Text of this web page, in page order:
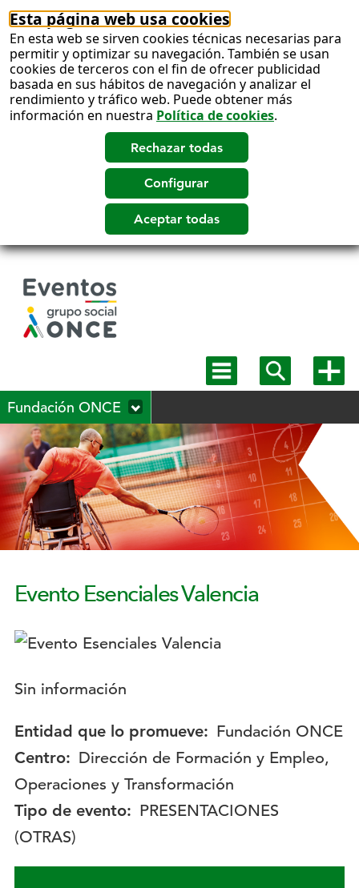
Esta página web usa cookies
En esta web se sirven cookies técnicas necesarias para
permitir y optimizar su navegación. También se usan
cookies de terceros con el fin de ofrecer publicidad
basada en sus hábitos de navegación y analizar el
rendimiento y tráfico web. Puede obtener más
información en nuestra Política de cookies.
Mostrar
menú
Mostrar
buscadormás
Fundación ONCE
Evento Esenciales Valencia
Logotipo:
Descripción:
Sin información
Entidad que lo promueve: Fundación ONCE
Centro: Dirección de Formación y Empleo,
Operaciones y Transformación
Tipo de evento: PRESENTACIONES
(OTRAS)